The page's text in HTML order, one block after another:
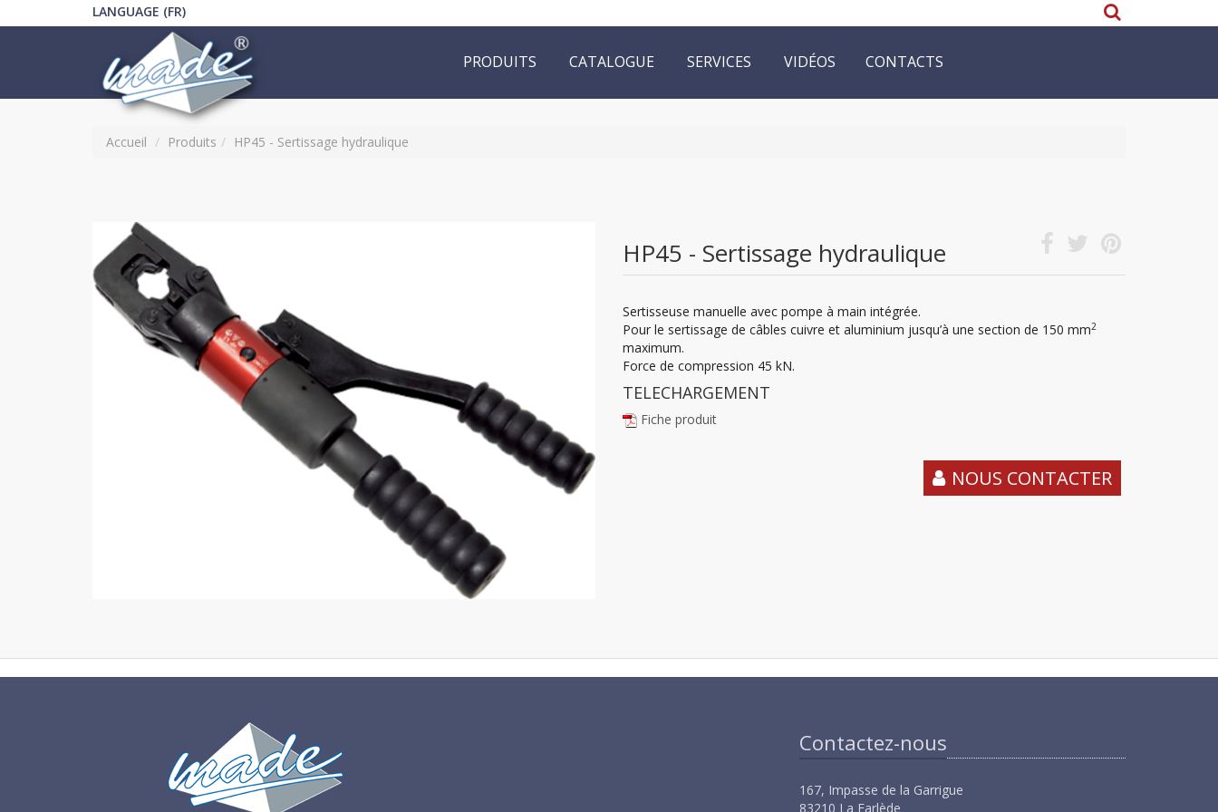
LANGUAGE (FR)
PRODUITS CATALOGUE SERVICES VIDÉOS CONTACTS
Accueil Produits HP45 - Sertissage hydraulique
HP45 - Sertissage hydraulique
Sertisseuse manuelle avec pompe à main intégrée.
Pour le sertissage de câbles cuivre et aluminium jusqu’à une section de 150 mm2
maximum.
Force de compression 45 kN.
TELECHARGEMENT
Fiche produit
NOUS CONTACTER
Contactez-nous
167, Impasse de la Garrigue
83210 La Farlède